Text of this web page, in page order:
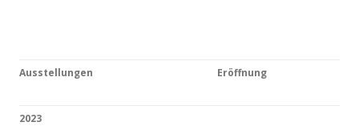
Ausstellungen Eröffnung
2023